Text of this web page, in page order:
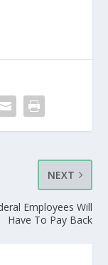
NEXT
Employees Will
Have To Pay Back